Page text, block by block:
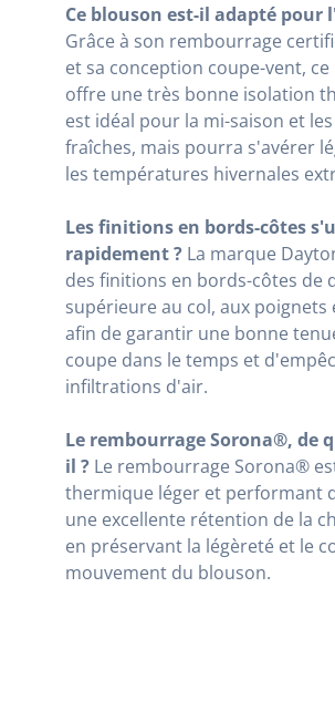
Ce blouson est-il adapté pour
Grâce à son rembourrage
et sa conception coupe-vent,
offre une très bonne isolation
est idéal pour la mi-saison et
fraîches, mais pourra s'avérer
les températures hivernales
Les finitions en bords-côtes
rapidement ? La marque
des finitions en bords-côtes de
supérieure au col, aux poignets
afin de garantir une bonne
coupe dans le temps et
infiltrations d'air.
Le rembourrage Sorona®, de
il ? Le rembourrage Sorona®
thermique léger et performant
une excellente rétention de la
en préservant la légèreté et le
mouvement du blouson.